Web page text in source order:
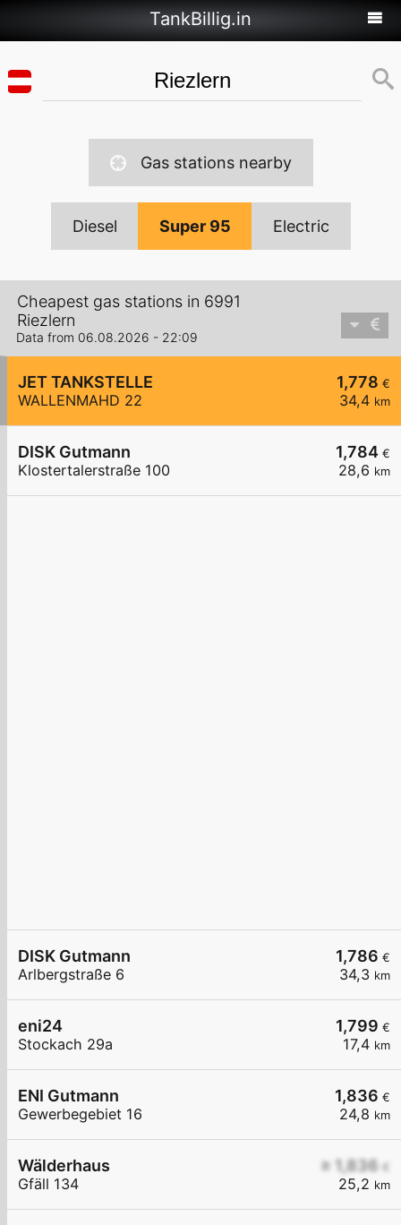
TankBillig.in
Gas stations nearby
Diesel Super 95 Electric
Cheapest gas stations in 6991
Riezlern
Data from 06.08.2026 - 22:09
1,778 €
34,4 km
JET TANKSTELLE
WALLENMAHD 22
1,784 €
28,6 km
DISK Gutmann
Klostertalerstraße 100
1,786 €
34,3 km
DISK Gutmann
Arlbergstraße 6
1,799 €
17,4 km
eni24
Stockach 29a
1,836 €
24,8 km
ENI Gutmann
Gewerbegebiet 16
≥ 1,836 €
25,2 km
Wälderhaus
Gfäll 134